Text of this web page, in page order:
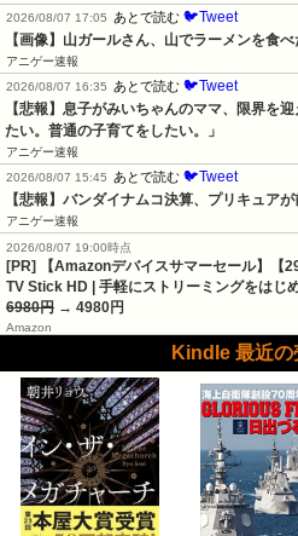
2026/08/07 17:05
あとで読む 🐦Tweet
【画像】山ガールさん、山でラーメンを食
アニゲー速報
2026/08/07 16:35
あとで読む 🐦Tweet
【悲報】息子がみいちゃんのママ、限界を
たい。普通の子育てをしたい。」
アニゲー速報
2026/08/07 15:45
あとで読む 🐦Tweet
【悲報】バンダイナムコ決算、プリキュア
アニゲー速報
2026/08/07 19:00時点
[PR] 【Amazonデバイスサマーセール】【
TV Stick HD | 手軽にストリーミングをはじ
6980円 → 4980円
Amazon
Kindle 最近の